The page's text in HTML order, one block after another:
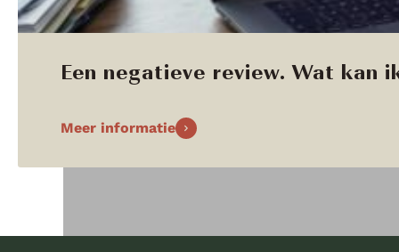
Een negatieve review. Wat kan
Meer informatie